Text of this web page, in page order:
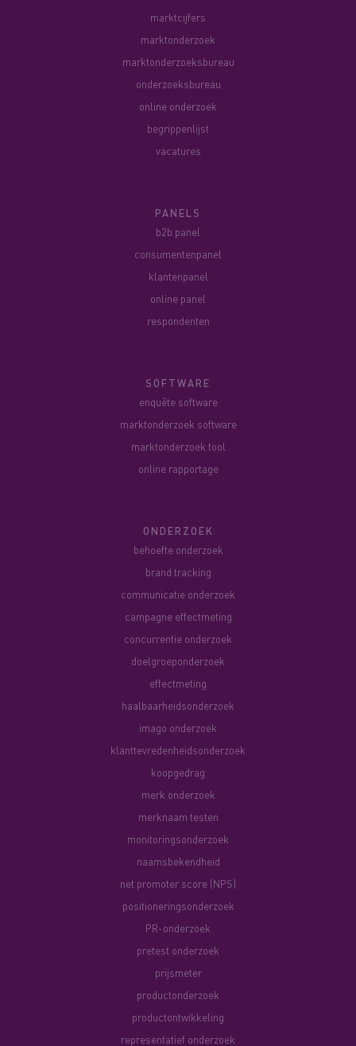
marktcijfers
marktonderzoek
marktonderzoeksbureau
onderzoeksbureau
online onderzoek
begrippenlijst
vacatures
PANELS
b2b panel
consumentenpanel
klantenpanel
online panel
respondenten
SOFTWARE
enquête software
marktonderzoek software
marktonderzoek tool
online rapportage
ONDERZOEK
behoefte onderzoek
brand tracking
communicatie onderzoek
campagne effectmeting
concurrentie onderzoek
doelgroeponderzoek
effectmeting
haalbaarheidsonderzoek
imago onderzoek
klanttevredenheidsonderzoek
koopgedrag
merk onderzoek
merknaam testen
monitoringsonderzoek
naamsbekendheid
net promoter score (NPS)
positioneringsonderzoek
PR-onderzoek
pretest onderzoek
prijsmeter
productonderzoek
productontwikkeling
representatief onderzoek